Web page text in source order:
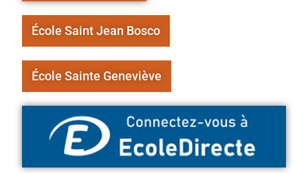
École Saint Jean Bosco
École Sainte Geneviève